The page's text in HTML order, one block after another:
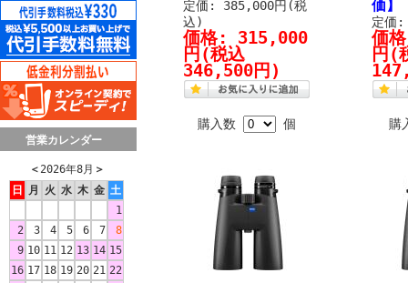
営業カレンダー
＜ 2026年8月 ＞
日
月 火 水 木 金 土
1
2
3 4 5 6 7
8
9 10 11 12 13 14 15
16 17 18 19 20 21 22
定価: 385,000円(税
込)
価格: 315,000
円 (税込
346,500円)
購入数 個
価】
定価:
価
円 (
購